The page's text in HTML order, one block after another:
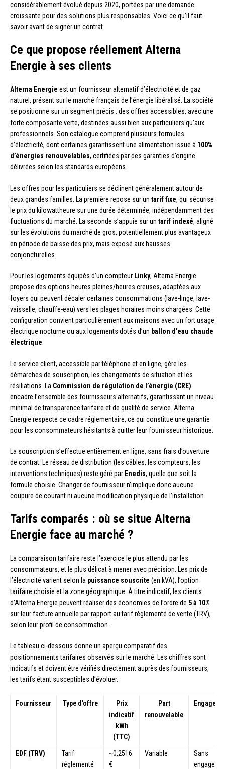
considérablement évolué depuis 2020, portées par une demande
croissante pour des solutions plus responsables. Voici ce qu’il faut
savoir avant de signer un contrat.
Ce que propose réellement Alterna
Energie à ses clients
Alterna Energie est un fournisseur alternatif d’électricité et de gaz
naturel, présent sur le marché français de l’énergie libéralisé. La société
se positionne sur un segment précis : des offres accessibles, avec une
forte composante verte, destinées aussi bien aux particuliers qu’aux
professionnels. Son catalogue comprend plusieurs formules
d’électricité, dont certaines garantissent une alimentation issue à 100%
d’énergies renouvelables, certifiées par des garanties d’origine
délivrées selon les standards européens.
Les offres pour les particuliers se déclinent généralement autour de
deux grandes familles. La première repose sur un tarif fixe, qui sécurise
le prix du kilowattheure sur une durée déterminée, indépendamment des
fluctuations du marché. La seconde s’appuie sur un tarif indexé, aligné
sur les évolutions du marché de gros, potentiellement plus avantageux
en période de baisse des prix, mais exposé aux hausses
conjoncturelles.
Pour les logements équipés d’un compteur Linky, Alterna Energie
propose des options heures pleines/heures creuses, adaptées aux
foyers qui peuvent décaler certaines consommations (lave-linge, lave-
vaisselle, chauffe-eau) vers les plages horaires moins chargées. Cette
configuration convient particulièrement aux maisons avec un fort usage
électrique nocturne ou aux logements dotés d’un ballon d’eau chaude
électrique.
Le service client, accessible par téléphone et en ligne, gère les
démarches de souscription, les changements de situation et les
résiliations. La Commission de régulation de l’énergie (CRE)
encadre l’ensemble des fournisseurs alternatifs, garantissant un niveau
minimal de transparence tarifaire et de qualité de service. Alterna
Energie respecte ce cadre réglementaire, ce qui constitue une garantie
pour les consommateurs hésitants à quitter leur fournisseur historique.
La souscription s’effectue entièrement en ligne, sans frais d’ouverture
de contrat. Le réseau de distribution (les câbles, les compteurs, les
interventions techniques) reste géré par Enedis, quelle que soit la
formule choisie. Changer de fournisseur n’implique donc aucune
coupure de courant ni aucune modification physique de l’installation.
Tarifs comparés : où se situe Alterna
Energie face au marché ?
La comparaison tarifaire reste l’exercice le plus attendu par les
consommateurs, et le plus délicat à mener avec précision. Les prix de
l’électricité varient selon la puissance souscrite (en kVA), l’option
tarifaire choisie et la zone géographique. À titre indicatif, les clients
d’Alterna Energie peuvent réaliser des économies de l’ordre de 5 à 10%
sur leur facture annuelle par rapport au tarif réglementé de vente (TRV),
selon leur profil de consommation.
Le tableau ci-dessous donne un aperçu comparatif des
positionnements tarifaires observés sur le marché. Les chiffres sont
indicatifs et doivent être vérifiés directement auprès des fournisseurs,
les tarifs étant susceptibles d’évoluer.
Fournisseur Type d’offre
Prix
indicatif
kWh
(TTC)
Part
renouvelable
EDF (TRV)
Tarif
réglementé
~0,2516
€
Variable
Sans